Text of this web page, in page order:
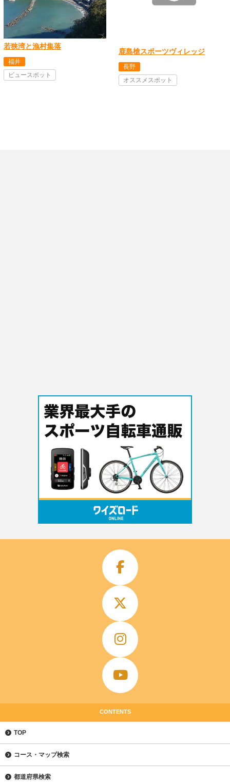
若狭湾と漁村集落
福井
ビュースポット
鹿島槍スポーツヴィレッジ
長野
オススメスポット
CONTENTS
TOP
コース・マップ検索
都道府県検索